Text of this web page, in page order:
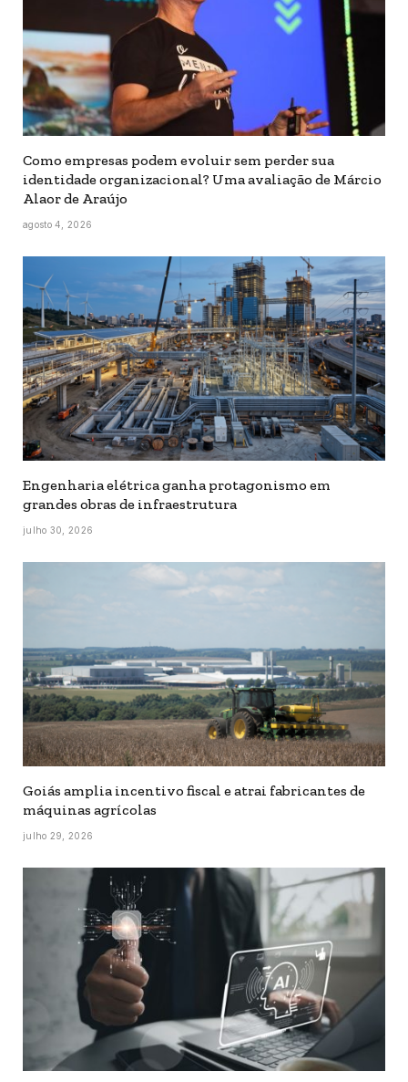
Como empresas podem evoluir sem perder sua
identidade organizacional? Uma avaliação de Márcio
Alaor de Araújo
agosto 4, 2026
Engenharia elétrica ganha protagonismo em
grandes obras de infraestrutura
julho 30, 2026
Goiás amplia incentivo fiscal e atrai fabricantes de
máquinas agrícolas
julho 29, 2026